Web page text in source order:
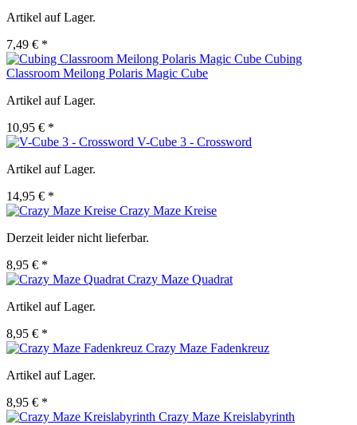
Artikel auf Lager.
7,49 € *
Cubing
Classroom Meilong Polaris Magic Cube
Artikel auf Lager.
10,95 € *
V-Cube 3 - Crossword
Artikel auf Lager.
14,95 € *
Crazy Maze Kreise
Derzeit leider nicht lieferbar.
8,95 € *
Crazy Maze Quadrat
Artikel auf Lager.
8,95 € *
Crazy Maze Fadenkreuz
Artikel auf Lager.
8,95 € *
Crazy Maze Kreislabyrinth